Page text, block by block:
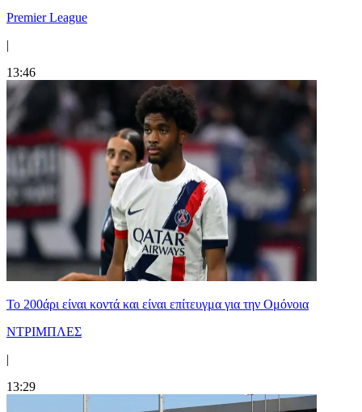
Premier League
|
13:46
Το 200άρι είναι κοντά και είναι επίτευγμα για την Ομόνοια
ΝΤΡΙΜΠΛΕΣ
|
13:29